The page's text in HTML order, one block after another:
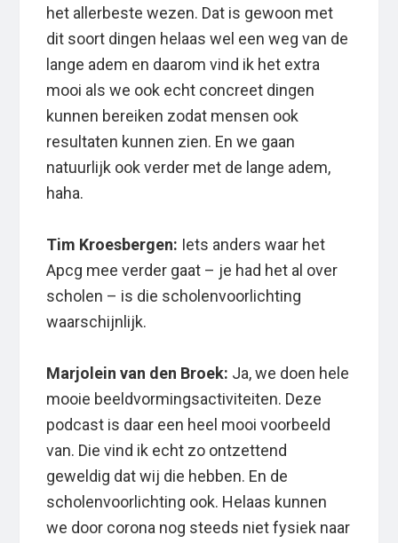
het allerbeste wezen. Dat is gewoon met
dit soort dingen helaas wel een weg van de
lange adem en daarom vind ik het extra
mooi als we ook echt concreet dingen
kunnen bereiken zodat mensen ook
resultaten kunnen zien. En we gaan
natuurlijk ook verder met de lange adem,
haha.
Tim Kroesbergen: Iets anders waar het
Apcg mee verder gaat – je had het al over
scholen – is die scholenvoorlichting
waarschijnlijk.
Marjolein van den Broek: Ja, we doen hele
mooie beeldvormingsactiviteiten. Deze
podcast is daar een heel mooi voorbeeld
van. Die vind ik echt zo ontzettend
geweldig dat wij die hebben. En de
scholenvoorlichting ook. Helaas kunnen
we door corona nog steeds niet fysiek naar